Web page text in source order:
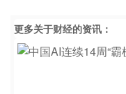
更多关于财经的资讯：